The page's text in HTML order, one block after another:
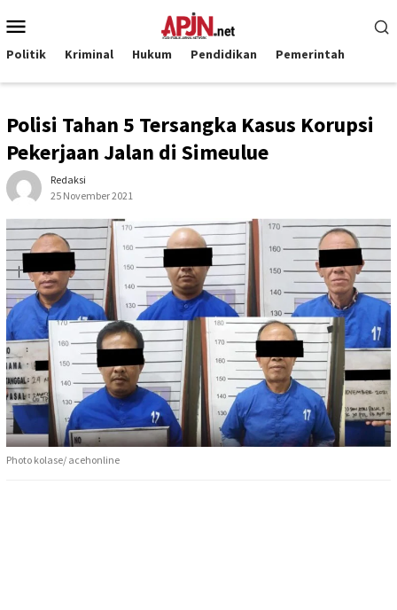
ke
kontenMobile
Politik Kriminal Hukum Pendidikan Pemerintah
Polisi Tahan 5 Tersangka Kasus Korupsi
Pekerjaan Jalan di Simeulue
Redaksi
25 November 2021
Photo kolase/ acehonline